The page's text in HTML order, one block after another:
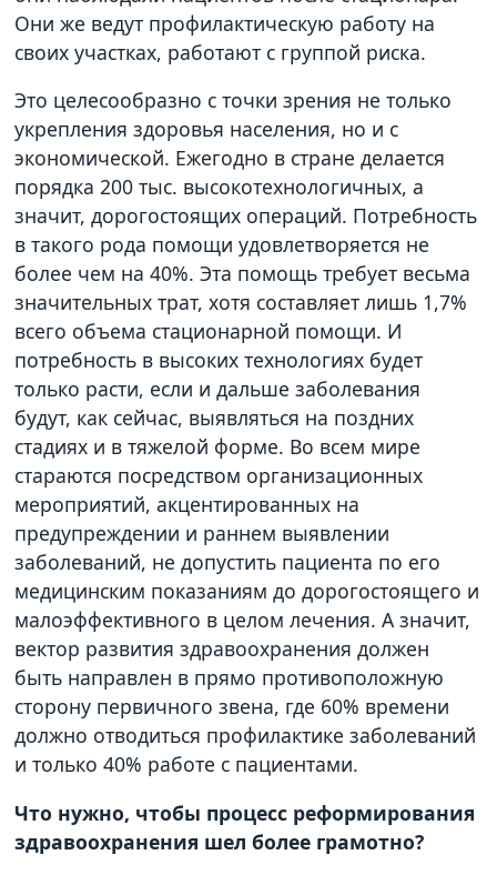
Они же ведут профилактическую работу на
своих участках, работают с группой риска.
Это целесообразно с точки зрения не только
укрепления здоровья населения, но и с
экономической. Ежегодно в стране делается
порядка 200 тыс. высокотехнологичных, а
значит, дорогостоящих операций. Потребность
в такого рода помощи удовлетворяется не
более чем на 40%. Эта помощь требует весьма
значительных трат, хотя составляет лишь 1,7%
всего объема стационарной помощи. И
потребность в высоких технологиях будет
только расти, если и дальше заболевания
будут, как сейчас, выявляться на поздних
стадиях и в тяжелой форме. Во всем мире
стараются посредством организационных
мероприятий, акцентированных на
предупреждении и раннем выявлении
заболеваний, не допустить пациента по его
медицинским показаниям до дорогостоящего и
малоэффективного в целом лечения. А значит,
вектор развития здравоохранения должен
быть направлен в прямо противоположную
сторону первичного звена, где 60% времени
должно отводиться профилактике заболеваний
и только 40% работе с пациентами.
Что нужно, чтобы процесс реформирования
здравоохранения шел более грамотно?